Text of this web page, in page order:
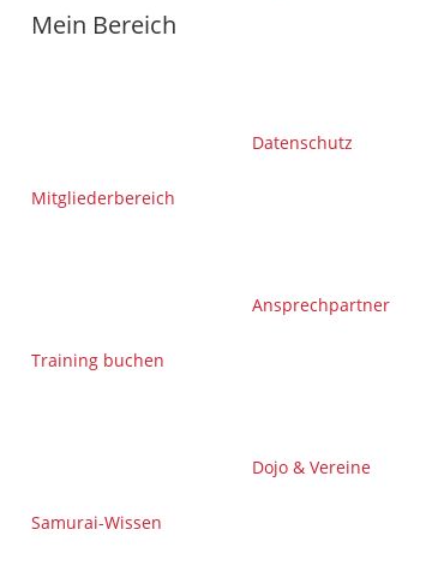
Mein Bereich
Mitgliederbereich
Training buchen
Samurai-Wissen
Datenschutz
Ansprechpartner
Dojo & Vereine